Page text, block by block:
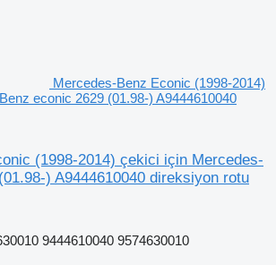
Mercedes-Benz Econic (1998-2014)
econic 2629 (01.98-) A9444610040
(1998-2014) çekici için Mercedes-
) A9444610040 direksiyon rotu
9444610040 9574630010